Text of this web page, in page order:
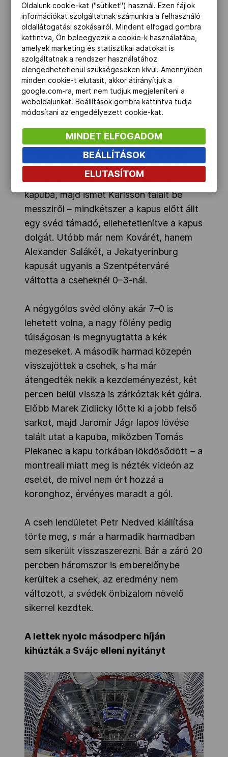
meggyőződhetett a jóslat alaposságáról.
A svédek ugyanis sokkal
magabiztosabban és hatékonyabban
játszottak, mint a csehek, és gólokban is
megmutatkozott a fölény.
Hirdetés
Az első gólnál Erik Karlsson távoli lövése
Kovár kapust, majd Patrik Berglund lőtte
ki éles szögből a rövid sarkot. Az első
szünet után egy perc sem tel el, amikor
Henrik Zetterberg lövése talált utat a
kapuba, majd ismét Karlsson talált be
messziről – mindkétszer a kapus előtt állt
egy svéd támadó, ellehetetlenítve a kapus
dolgát. Utóbb már nem Kovárét, hanem
Alexander Salákét, a Jekatyerinburg
kapusát ugyanis a Szentpéterváré
váltotta a cseheknél 0–3-nál.
A négygólos svéd előny akár 7–0 is
lehetett volna, a nagy fölény pedig
túlságosan is megnyugtatta a kék
mezeseket. A második harmad közepén
visszajöttek a csehek, s ha már
átengedték nekik a kezdeményezést, két
percen belül vissza is zárkóztak két gólra.
Előbb Marek Zidlicky lőtte ki a jobb felső
sarkot, majd Jaromír Jágr lapos lövése
talált utat a kapuba, miközben Tomás
Plekanec a kapu torkában lökdösődött – a
montreali miatt meg is nézték videón az
esetet, de mivel nem ért hozzá a
koronghoz, érvényes maradt a gól.
A cseh lendületet Petr Nedved kiállítása
törte meg, s már a harmadik harmadban
sem sikerült visszaszerezni. Bár a záró 20
percben háromszor is emberelőnybe
kerültek a csehek, az eredmény nem
változott, a svédek önbizalom növelő
sikerrel kezdtek.
A lettek nyolc másodperc híján
kihúzták a Svájc elleni nyitányt
Oldalunk cookie-kat ("sütiket") használ. Ezen fájlok
információkat szolgáltatnak számunkra a felhasználó
oldallátogatási szokásairól. Mindent elfogad gombra
kattintva, Ön beleegyezik a cookie-k használatába,
amelyek marketing és statisztikai adatokat is
szolgáltatnak a rendszer használatához
elengedhetetlenül szükségeseken kívül. Amennyiben
minden cookie-t elutasít, akkor átirányítjuk a
google.com-ra, mert nem tudjuk megjeleníteni a
weboldalunkat. Beállítások gombra kattintva tudja
módosítani az engedélyezett cookie-kat.
MINDET ELFOGADOM
BEÁLLÍTÁSOK
ELUTASÍTOM